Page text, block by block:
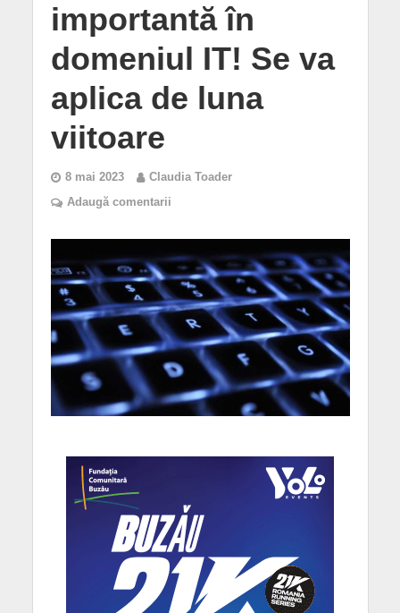
importantă în
domeniul IT! Se va
aplica de luna
viitoare
8 mai 2023
Claudia Toader
Adaugă comentarii